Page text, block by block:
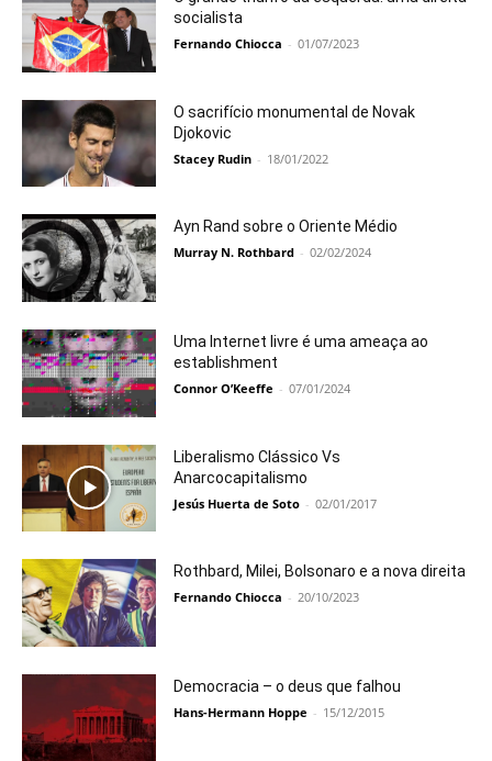
socialista
Fernando Chiocca - 01/07/2023
O sacrifício monumental de Novak
Djokovic
Stacey Rudin - 18/01/2022
Ayn Rand sobre o Oriente Médio
Murray N. Rothbard - 02/02/2024
Uma Internet livre é uma ameaça ao
establishment
Connor O’Keeffe - 07/01/2024
Liberalismo Clássico Vs
Anarcocapitalismo
Jesús Huerta de Soto - 02/01/2017
Rothbard, Milei, Bolsonaro e a nova direita
Fernando Chiocca - 20/10/2023
Democracia – o deus que falhou
Hans-Hermann Hoppe - 15/12/2015